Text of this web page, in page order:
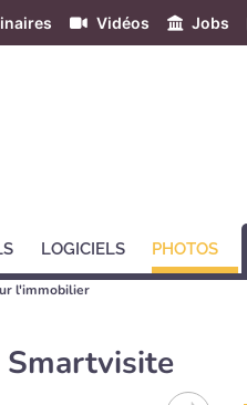
Vidéos Jobs
LOGICIELS PHOTOS
l'immobilier
Smartvisite